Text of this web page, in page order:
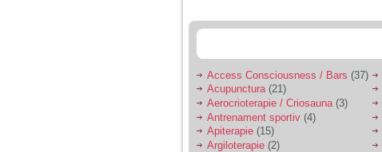
sa se manifeste o
Ma aflu aici pentru ca
vreau sa stiu daca am
nevoie de un psiholog
sau psihiatru.
Access Consciousness / Bars (37)
Acupunctura(21)
Aerocrioterapie / Criosauna (3)
Antrenament sportiv (4)
Apiterapie (15)
Argiloterapie (2)